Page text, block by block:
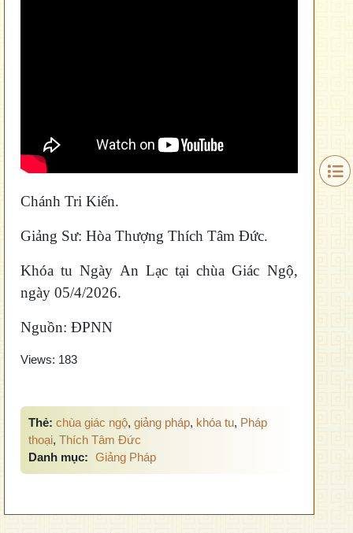
Chánh Tri Kiến.
Giảng Sư: Hòa Thượng Thích Tâm Đức.
Khóa tu Ngày An Lạc tại chùa Giác Ngộ,
ngày 05/4/2026.
Nguồn: ĐPNN
Views: 183
Thẻ: chùa giác ngộ, giảng pháp, khóa tu, Pháp
thoại, Thích Tâm Đức
Danh mục: Giảng Pháp